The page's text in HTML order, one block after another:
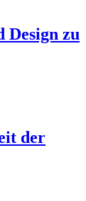
Design zu
der